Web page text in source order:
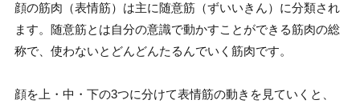
顔の筋肉（表情筋）は主に随意筋（ずいいきん）に分類され
ます。随意筋とは自分の意識で動かすことができる筋肉の総
称で、使わないとどんどんたるんでいく筋肉です。
顔を上・中・下の3つに分けて表情筋の動きを見ていくと、